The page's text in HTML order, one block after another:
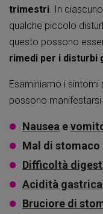
trimestri. In
qualche piccolo
questo possono
rimedi per i disturbi
Esaminiamo i sintomi
possono manifestarsi
Nausea e
Mal di stomaco
Difficoltà
Acidità gastrica
Bruciore di